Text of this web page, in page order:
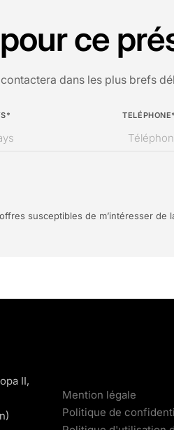
ce
dans les plus brefs
TELÉPHONE*
susceptibles de m’intéresser de
II,
Mention légale
Politique de